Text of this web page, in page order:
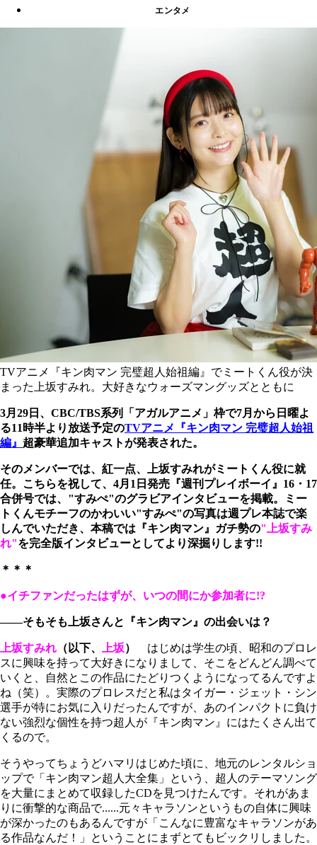
エンタメ
TVアニメ『キン肉マン 完璧超人始祖編』でミートくん役が決
まった上坂すみれ。大好きなウォーズマングッズとともに
3月29日、CBC/TBS系列「アガルアニメ」枠で7月から日曜よ
る11時半より放送予定のTVアニメ『キン肉マン 完璧超人始祖
編』 超豪華追加キャストが発表された。
そのメンバーでは、紅一点、上坂すみれがミートくん役に就
任。こちらを祝して、4月1日発売『週刊プレイボーイ』16・17
合併号では、"すみぺ"のグラビアインタビューを掲載。ミー
トくんモチーフのかわいい"すみぺ"の写真は週プレ本誌で楽
しんでいただき、本稿では『キン肉マン』ガチ勢の"上坂すみ
れ"を完全版インタビューとしてより深掘りします!!
＊＊＊
●イチファンだったはずが、いつの間にか参加者に!?
――そもそも上坂さんと『キン肉マン』の出会いは？
上坂すみれ （以下、 上坂）
はじめは学生の頃、昭和のプロレ
スに興味を持って大好きになりまして、そこをどんどん調べて
いくと、自然とこの作品にたどりつくようになってるんですよ
ね（笑）。実際のプロレスだと私はタイガー・ジェット・シン
選手が特にお気に入りだったんですが、あのインパクトに負け
ない強烈な個性を持つ超人が『キン肉マン』にはたくさん出て
くるので。
そうやってちょうどハマリはじめた頃に、地元のレンタルショ
ップで「キン肉マン超人大全集」という、超人のテーマソング
を大量にまとめて収録したCDを見つけたんです。それがあま
りに衝撃的な商品で......元々キャラソンというもの自体に興味
が深かったのもあるんですが「こんなに豊富なキャラソンがあ
る作品なんだ！」ということにまずとてもビックリしました。